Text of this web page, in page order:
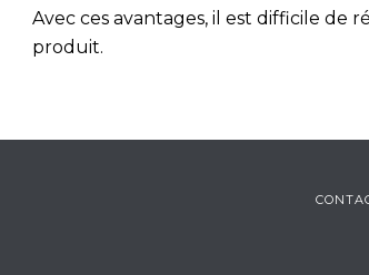
Avec ces avantages, il est difficile de
produit.